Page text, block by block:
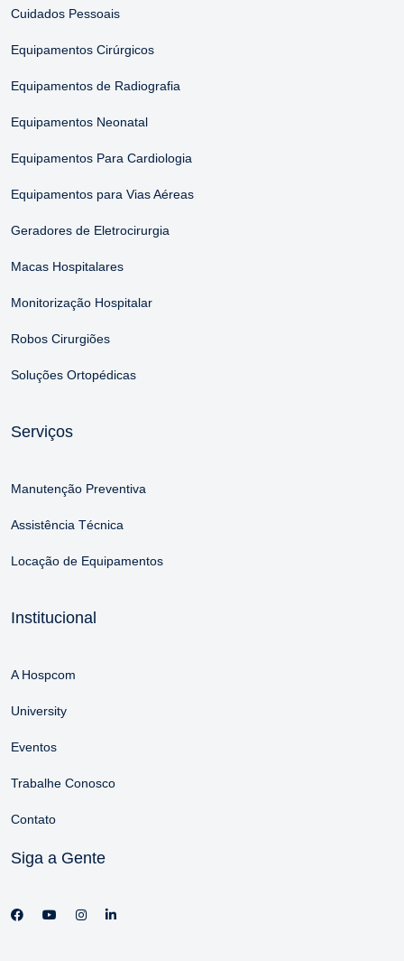
Cuidados Pessoais
Equipamentos Cirúrgicos
Equipamentos de Radiografia
Equipamentos Neonatal
Equipamentos Para Cardiologia
Equipamentos para Vias Aéreas
Geradores de Eletrocirurgia
Macas Hospitalares
Monitorização Hospitalar
Robos Cirurgiões
Soluções Ortopédicas
Serviços
Manutenção Preventiva
Assistência Técnica
Locação de Equipamentos
Institucional
A Hospcom
University
Eventos
Trabalhe Conosco
Contato
Siga a Gente